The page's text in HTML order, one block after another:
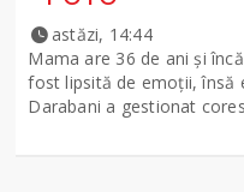
astăzi, 14:44
Mama are 36 de ani și
fost lipsită de emoții, însă
Darabani a gestionat